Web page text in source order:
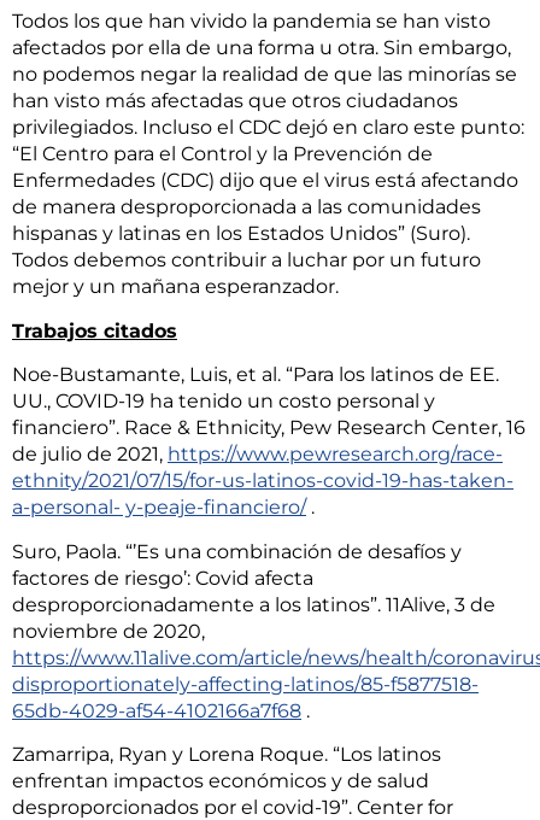
Todos los que han vivido la pandemia se han visto
afectados por ella de una forma u otra. Sin embargo,
no podemos negar la realidad de que las minorías se
han visto más afectadas que otros ciudadanos
privilegiados. Incluso el CDC dejó en claro este punto:
“El Centro para el Control y la Prevención de
Enfermedades (CDC) dijo que el virus está afectando
de manera desproporcionada a las comunidades
hispanas y latinas en los Estados Unidos” (Suro).
Todos debemos contribuir a luchar por un futuro
mejor y un mañana esperanzador.
Trabajos citados
Noe-Bustamante, Luis, et al. “Para los latinos de EE.
UU., COVID-19 ha tenido un costo personal y
financiero”. Race & Ethnicity, Pew Research Center, 16
de julio de 2021, https://www.pewresearch.org/race-
ethnity/2021/07/15/for-us-latinos-covid-19-has-taken-
a-personal- y-peaje-financiero/.
Suro, Paola. “’Es una combinación de desafíos y
factores de riesgo’: Covid afecta
desproporcionadamente a los latinos”. 11Alive, 3 de
noviembre de 2020,
https://www.11alive.com/article/news/health/
disproportionately-affecting-latinos/85-f5877518-
65db-4029-af54-4102166a7f68 .
Zamarripa, Ryan y Lorena Roque. “Los latinos
enfrentan impactos económicos y de salud
desproporcionados por el covid-19”. Center for